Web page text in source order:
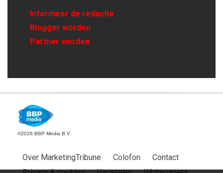
Informeer de redactie
Blogger worden
Partner worden
©2026 BBP Media B.V.
Over MarketingTribune Colofon
Contact